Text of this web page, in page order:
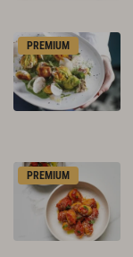
PREMIUM
PREMIUM